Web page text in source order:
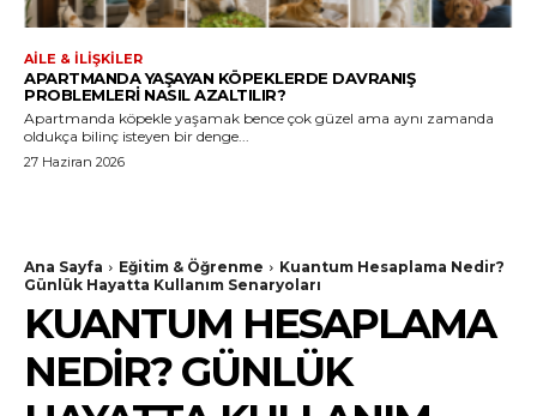
AILE & İLIŞKILER
APARTMANDA YAŞAYAN KÖPEKLERDE DAVRANIŞ
PROBLEMLERI NASIL AZALTILIR?
Apartmanda köpekle yaşamak bence çok güzel ama aynı zamanda
oldukça bilinç isteyen bir denge...
27 Haziran 2026